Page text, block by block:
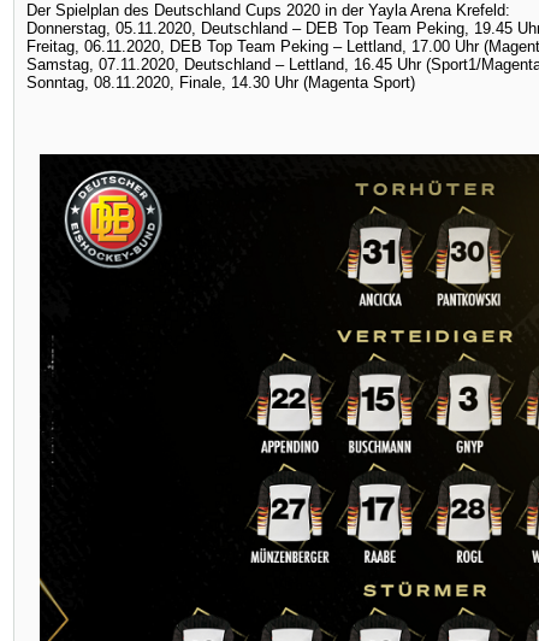
Der Spielplan des Deutschland Cups 2020 in der Yayla Arena Krefeld:
Donnerstag, 05.11.2020, Deutschland – DEB Top Team Peking, 19.45
Freitag, 06.11.2020, DEB Top Team Peking – Lettland, 17.00 Uhr
Samstag, 07.11.2020, Deutschland – Lettland, 16.45 Uhr (Sport1/
Sonntag, 08.11.2020, Finale, 14.30 Uhr (Magenta Sport)